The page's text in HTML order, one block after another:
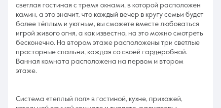
светлая гостиная с тремя окнами, в которой расположен
камин, а это значит, что каждый вечер в кругу семьи будет
более тёплым и уютным, вы сможете вместе любоваться
игрой живого огня, а как известно, на это можно смотреть
бесконечно. На втором этаже расположены три светлые
просторные спальни, каждая со своей гардеробной.
Ванная комната расположена на первом и втором
этаже.
Система «теплый пол» в гостиной, кухне, прихожей,